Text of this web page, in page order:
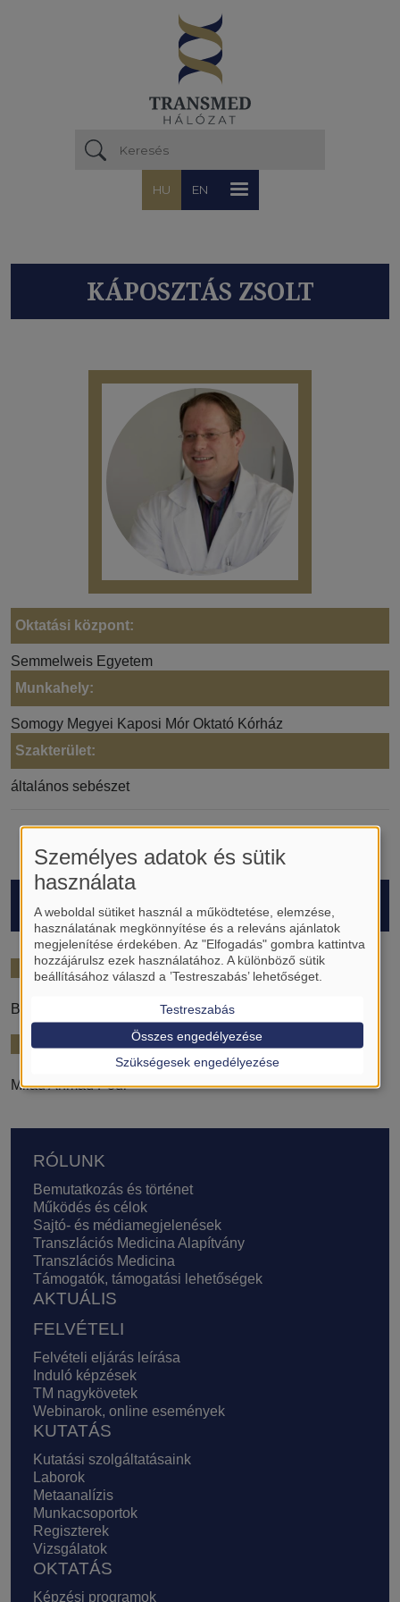
HU EN
KÁPOSZTÁS ZSOLT
Oktatási központ:
Semmelweis Egyetem
Munkahely:
Somogy Megyei Kaposi Mór Oktató Kórház
Szakterület:
általános sebészet
HALLGATÓK
2024/25
Balla Vivien Szilvia
2025/26
Milad Ahmad Pour
Lábléc
RÓLUNK
Bemutatkozás és történet
Működés és célok
Sajtó- és médiamegjelenések
Transzlációs Medicina Alapítvány
Transzlációs Medicina
Támogatók, támogatási lehetőségek
AKTUÁLIS
FELVÉTELI
Felvételi eljárás leírása
Induló képzések
TM nagykövetek
Webinarok, online események
KUTATÁS
Kutatási szolgáltatásaink
Laborok
Metaanalízis
Munkacsoportok
Regiszterek
Vizsgálatok
OKTATÁS
Képzési programok
Személyes adatok és sütik
használata
A weboldal sütiket használ a működtetése, elemzése,
használatának megkönnyítése és a releváns ajánlatok
megjelenítése érdekében. Az "Elfogadás" gombra kattintva
hozzájárulsz ezek használatához. A különböző sütik
beállításához válaszd a ’Testreszabás’ lehetőséget.
Testreszabás
Szükségesek engedélyezése
Összes engedélyezése